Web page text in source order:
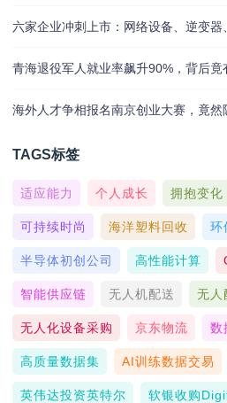
六家企业冲刺上市：网络设备、逆变
青海退役军人就业率飙升90%，背后
海外人才争相报名南京创业大赛，竟
TAGS标签
适应能力 个人成长 拥抱变化
可持续时尚 海洋塑料回收 环
半导体初创公司 高性能计算
智能供应链 无人机配送 无人
无人化设备采购 京东物流 数
高质量数据集 AI训练数据交易
英伟达投资英特尔 软银收购